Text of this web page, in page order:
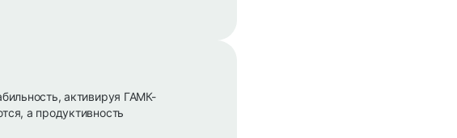
активируя ГАМК-
а продуктивность